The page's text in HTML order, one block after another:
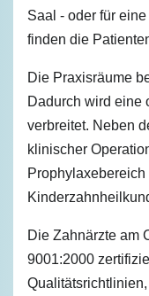
Saal - oder für
finden die
Die Praxisräume
Dadurch wird eine
verbreitet. Neben
klinischer
Die Zahnärzte am
9001:2000